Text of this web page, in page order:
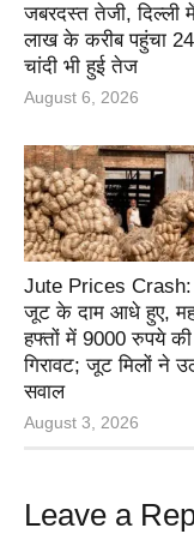
जबरदस्त तेजी, दिल्ली
लाख के करीब पहुंचा
चांदी भी हुई तेज
August 6, 2026
Jute Prices
जूट के दाम आधे हुए,
हफ्तों में 9000 रुपये की
गिरावट; जूट मिलों ने
सवाल
August 3, 2026
Leave a